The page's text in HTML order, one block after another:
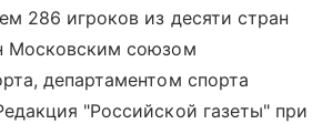
286 игроков из десяти стран
Московским союзом
департаментом спорта
"Российской газеты" при